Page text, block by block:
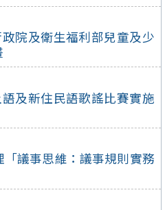
院及衛生福利部兒童及少
及新住民語歌謠比賽實施
議事思維：議事規則實務